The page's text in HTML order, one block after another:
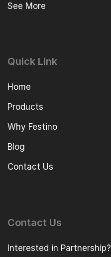
See More
Quick Link
Home
Products
Why Festino
Blog
Contact Us
Contact Us
Interested in Partnership?